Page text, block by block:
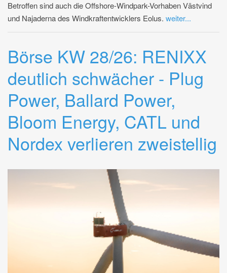
Betroffen sind auch die Offshore-Windpark-Vorhaben Västvind
und Najaderna des Windkraftentwicklers Eolus. weiter...
Börse KW 28/26: RENIXX
deutlich schwächer - Plug
Power, Ballard Power,
Bloom Energy, CATL und
Nordex verlieren zweistellig